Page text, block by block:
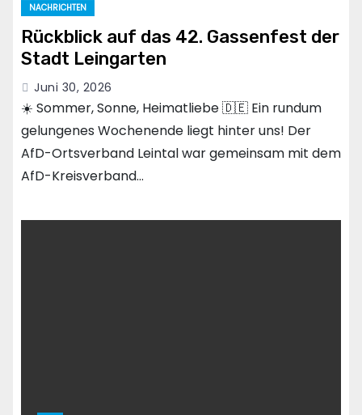
NACHRICHTEN
Rückblick auf das 42. Gassenfest der
Stadt Leingarten
Juni 30, 2026
☀️ Sommer, Sonne, Heimatliebe 🇩🇪 Ein rundum
gelungenes Wochenende liegt hinter uns! Der
AfD-Ortsverband Leintal war gemeinsam mit dem
AfD-Kreisverband…